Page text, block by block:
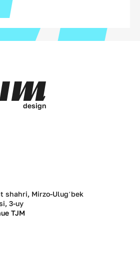
design
shahri, Mirzo-Ulugʻbek
3-uy
TJM